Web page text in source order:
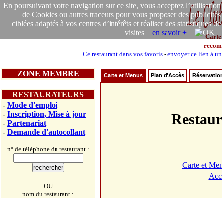
En poursuivant votre navigation sur ce site, vous acceptez l’utilisation
de Cookies ou autres traceurs pour vous proposer des publicités
ciblées adaptés à vos centres d’intérêts et réaliser des statistiques de
visites en savoir +
Carte
Ce restaurant dans vos favoris - envoyer ce lien à
ZONE MEMBRE
RESTAURATEURS
- Mode d'emploi
- Inscription, Mise à jour
- Partenariat
- Demande d'autocollant
n° de téléphone du restaurant :
OU
nom du restaurant :
Carte et Menus Plan d'Accès
Carte et